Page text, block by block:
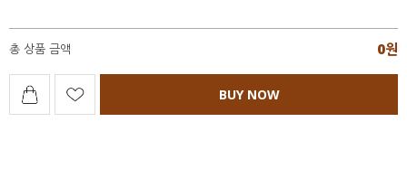
총 상품 금액 0원
BUY NOW